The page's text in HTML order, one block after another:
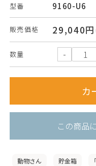
型番 9160-U6
販売価格 29,040
数量
この商品
動物さん 貯金箱